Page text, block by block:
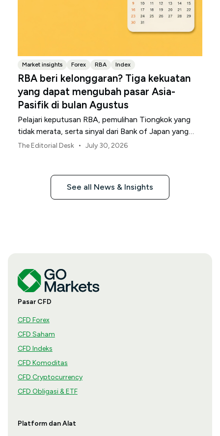
Market insights Forex RBA Index
RBA beri kelonggaran? Tiga kekuatan
yang dapat mengubah pasar Asia-
Pasifik di bulan Agustus
Pelajari keputusan RBA, pemulihan Tiongkok yang
tidak merata, serta sinyal dari Bank of Japan yang
membentuk pasar, mata uang, dan risiko regional
The Editorial Desk • July 30, 2026
See all News & Insights
Pasar CFD
CFD Forex
CFD Saham
CFD Indeks
CFD Komoditas
CFD Cryptocurrency
CFD Obligasi & ETF
Platform dan Alat